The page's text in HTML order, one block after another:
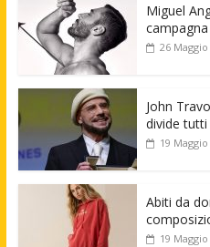
Miguel
26 Maggio
John
divide tutti
19 Maggio
Abiti da
19 Maggio